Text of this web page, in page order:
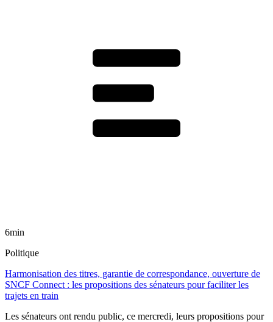
6min
Politique
Harmonisation des titres, garantie de correspondance, ouverture de
SNCF Connect : les propositions des sénateurs pour faciliter les
trajets en train
Les sénateurs ont rendu public, ce mercredi, leurs propositions pour